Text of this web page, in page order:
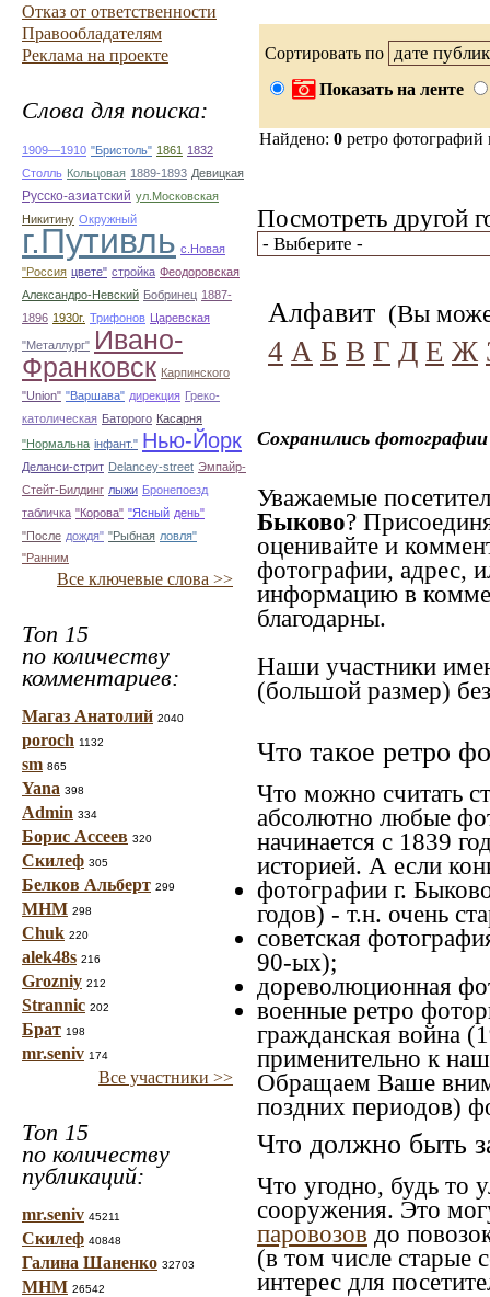
Отказ от ответственности
Правообладателям
Реклама на проекте
Слова для поиска:
1909—1910 "Бристоль" 1861 1832
Столль Кольцовая 1889-1893 Девицкая
Русско-азиатский ул.Московская
Никитину Окружный
г.Путивль с.Новая
"Россия цвете" стройка Феодоровская
Александро-Невский Бобринец 1887-
1896 1930г. Трифонов Царевская
"Металлург" Ивано-
Франковск Карпинского
"Union" "Варшава" дирекция Греко-
католическая Баторого Касарня
"Нормальна інфант." Нью-Йорк
Деланси-стрит Delancey-street Эмпайр-
Стейт-Билдинг лыжи Бронепоезд
табличка "Корова" "Ясный день"
"После дождя" "Рыбная ловля"
"Ранним
Все ключевые слова >>
Топ 15
по количеству
комментариев:
Магаз Анатолий 2040
poroch 1132
sm 865
Yana 398
Admin 334
Борис Ассеев 320
Скилеф 305
Белков Альберт 299
МНМ 298
Chuk 220
alek48s 216
Grozniy 212
Strannic 202
Брат 198
mr.seniv 174
Все участники >>
Топ 15
по количеству
публикаций:
mr.seniv 45211
Скилеф 40848
Галина Шаненко 32703
МНМ 26542
Сортировать по
Показать на ленте
Найдено: 0 ретро
Посмотреть другой
Алфавит (Вы
4 А Б В Г Д Е Ж
Сохранились
Уважаемые
Быково?
оценивайте и
фотографии, адрес,
информацию в
благодарны.
Наши участники
(большой размер)
Что такое ретро
Что можно считать
абсолютно любые
начинается с 1839
историей. А если
фотографии г.
годов) - т.н. очень
советская
90-ых);
дореволюционная
военные ретро
гражданская война
применительно к
Обращаем Ваше
поздних периодов)
Что должно быть
Что угодно, будь то
сооружения. Это
паровозов до
(в том числе старые
интерес для